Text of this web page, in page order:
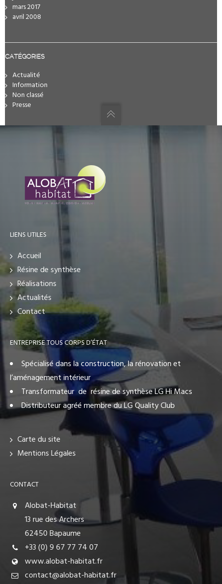
mars 2017
avril 2008
CATÉGORIES
Actualité
Information
Non classé
Presse
LIENS UTILES
Accueil
Résine de synthèse
Réalisations
Actualités
Contact
ENTREPRISE TOUS CORPS D’ÉTAT
Spécialisé dans la construction, la rénovation et
l’aménagement intérieur
Transformateur de résine de synthèse LG Hi Macs
Distributeur agréé membre du LG Quality Club
Carte du site
Mentions Légales
CONTACT
Alobat-Habitat
13 rue des Archers
62450 Bapaume
+33 (0) 9 67 77 74 07
www.alobat-habitat.fr
contact@alobat-habitat.fr